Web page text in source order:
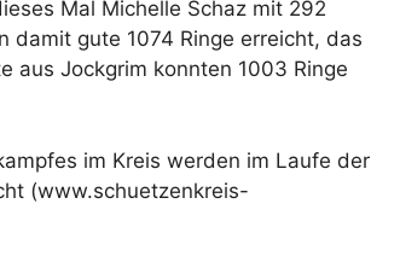
Mal Michelle Schaz mit 292
damit gute 1074 Ringe erreicht, das
aus Jockgrim konnten 1003 Ringe
im Kreis werden im Laufe der
(www.schuetzenkreis-